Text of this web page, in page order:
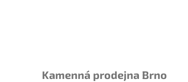
Kamenná prodejna Brno
Muela
Do